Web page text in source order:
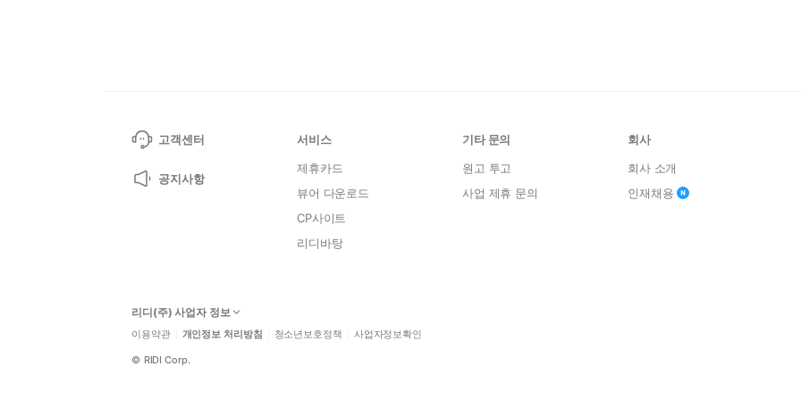
고객센터
공지사항
서비스
제휴카드
뷰어 다운로드
CP사이트
리디바탕
기타 문의
원고 투고
사업 제휴 문의
회사
회사 소개
인재채용
리디(주) 사업자 정보
이용약관 개인정보 처리방침 청소년보호정책 사업자정보확인
© RIDI Corp.